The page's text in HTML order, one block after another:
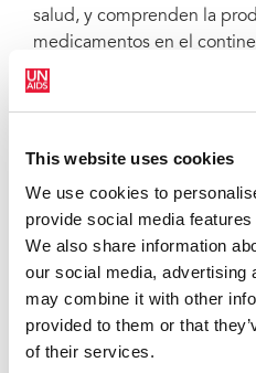
This website uses cookies
We use cookies to
provide social media
We also share information
our social media, advertising
may combine it with other
provided to them or that
of their services.
salud, y comprenden la
medicamentos en el
fortalecimiento de los
equipos de profesionales
universal.
En las reuniones bilaterales
director ejecutivo de
presidentes de Costa de
y Sierra Leona, hizo
contribución que la
y África puede suponer en
acceso a las medicinas y la